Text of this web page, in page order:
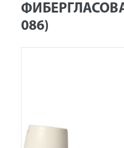
086)